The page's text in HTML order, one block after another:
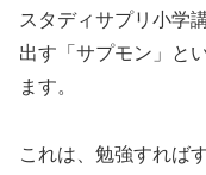
スタディサプリ小学
出す「サプモン」と
ます。
これは、勉強すれば